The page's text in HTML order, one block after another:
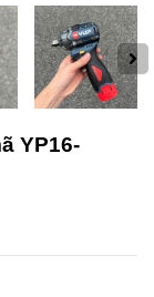
YP16-